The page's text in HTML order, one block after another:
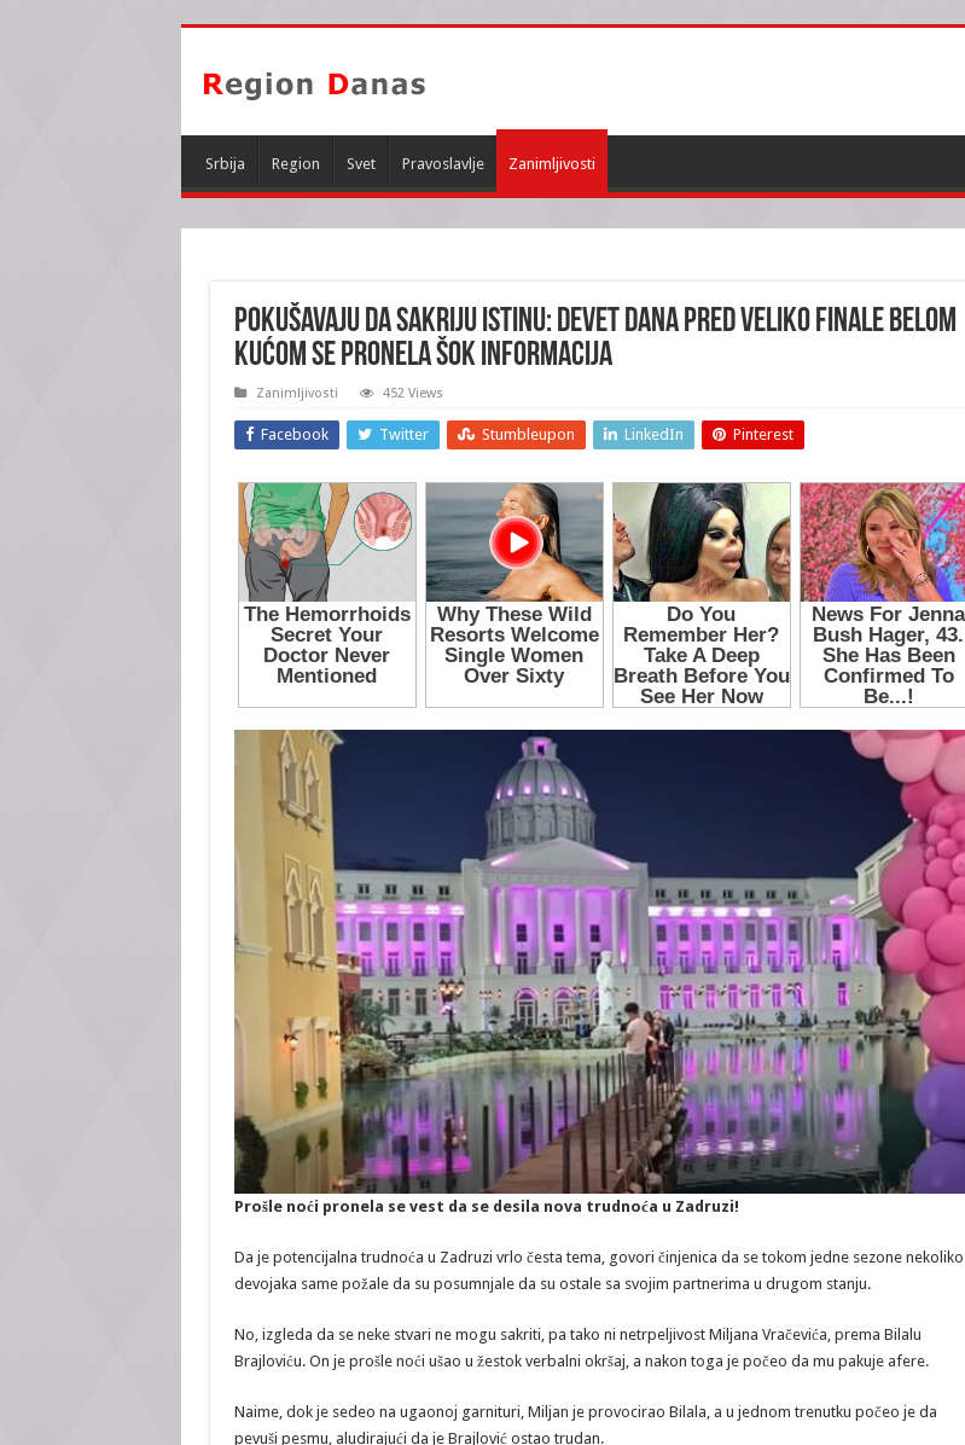
Srbija Region Svet Pravoslavlje Zanimljivosti
POKUŠAVAJU DA SAKRIJU ISTINU: Devet dana pred veliko finale belom
kućom se PRONELA ŠOK INFORMACIJA
Zanimljivosti 452 Views
Facebook Twitter Stumbleupon LinkedIn Pinterest
Prošle noći pronela se vest da se desila nova trudnoća u Zadruzi!
Da je potencijalna trudnoća u Zadruzi vrlo česta tema, govori činjenica da se tokom jedne sezone nekoliko
devojaka same požale da su posumnjale da su ostale sa svojim partnerima u drugom stanju.
No, izgleda da se neke stvari ne mogu sakriti, pa tako ni netrpeljivost Miljana Vračevića, prema Bilalu
Brajloviću. On je prošle noći ušao u žestok verbalni okršaj, a nakon toga je počeo da mu pakuje afere.
Naime, dok je sedeo na ugaonoj garnituri, Miljan je provocirao Bilala, a u jednom trenutku počeo je da
pevuši pesmu, aludirajući da je Brajlović ostao trudan.